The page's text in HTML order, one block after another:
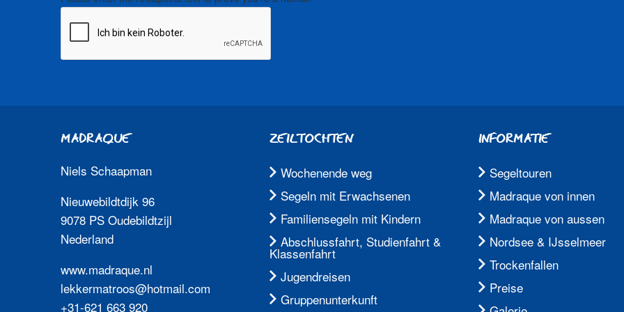
MADRAQUE
Niels Schaapman
Nieuwebildtdijk 96
9078 PS Oudebildtzijl
Nederland
www.madraque.nl
lekkermatroos@hotmail.com
+31-621 663 920
ZEILTOCHTEN
Wochenende weg
Segeln mit Erwachsenen
Familiensegeln mit Kindern
Abschlussfahrt, Studienfahrt &
Klassenfahrt
Jugendreisen
Gruppenunterkunft
INFORMATIE
Segeltouren
Madraque von innen
Madraque von aussen
Nordsee & IJsselmeer
Trockenfallen
Preise